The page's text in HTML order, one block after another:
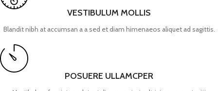
VESTIBULUM MOLLIS
Blandit nibh at accumsan a a sed et diam himenaeos aliquet ad sagittis.
POSUERE ULLAMCPER